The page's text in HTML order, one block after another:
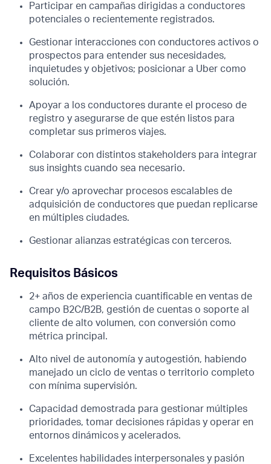
Participar en campañas dirigidas a conductores
potenciales o recientemente registrados.
Gestionar interacciones con conductores activos o
prospectos para entender sus necesidades,
inquietudes y objetivos; posicionar a Uber como
solución.
Apoyar a los conductores durante el proceso de
registro y asegurarse de que estén listos para
completar sus primeros viajes.
Colaborar con distintos stakeholders para integrar
sus insights cuando sea necesario.
Crear y/o aprovechar procesos escalables de
adquisición de conductores que puedan replicarse
en múltiples ciudades.
Gestionar alianzas estratégicas con terceros.
Requisitos Básicos
2+ años de experiencia cuantificable en ventas de
campo B2C/B2B, gestión de cuentas o soporte al
cliente de alto volumen, con conversión como
métrica principal.
Alto nivel de autonomía y autogestión, habiendo
manejado un ciclo de ventas o territorio completo
con mínima supervisión.
Capacidad demostrada para gestionar múltiples
prioridades, tomar decisiones rápidas y operar en
entornos dinámicos y acelerados.
Excelentes habilidades interpersonales y pasión